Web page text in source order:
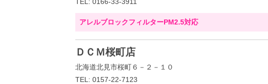
アレルブロックフィルターPM2.5対応
ＤＣＭ桜町店
北海道北見市桜町６－２－１０
TEL: 0157-22-7123